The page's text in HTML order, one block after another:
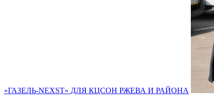
«ГАЗЕЛЬ-NEXST» ДЛЯ КЦСОН РЖЕВА И РАЙОНА